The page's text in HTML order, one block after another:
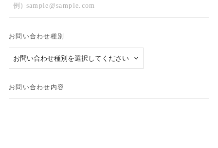
お問い合わせ種別
お問い合わせ内容